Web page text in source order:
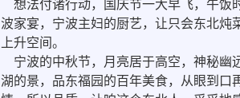
波家宴，宁波主妇的厨艺，让只会东北
上升空间。
宁波的中秋节，月亮居于高空，神秘幽
湖的景，品东福园的百年美食，从眼到